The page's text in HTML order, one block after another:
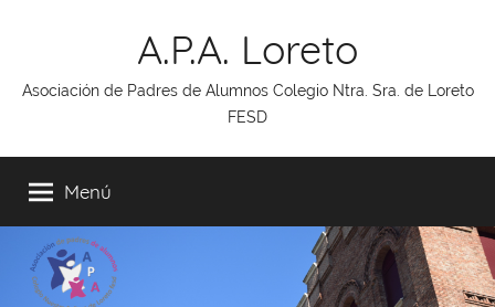
A.P.A. Loreto
Asociación de Padres de Alumnos Colegio Ntra. Sra. de Loreto
FESD
Menú